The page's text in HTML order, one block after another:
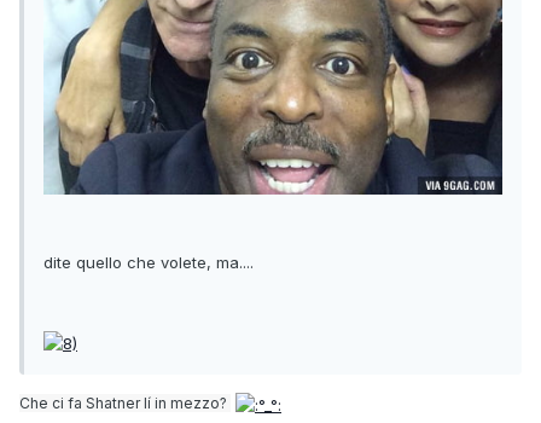
dite quello che volete, ma....
Che ci fa Shatner lí in mezzo?